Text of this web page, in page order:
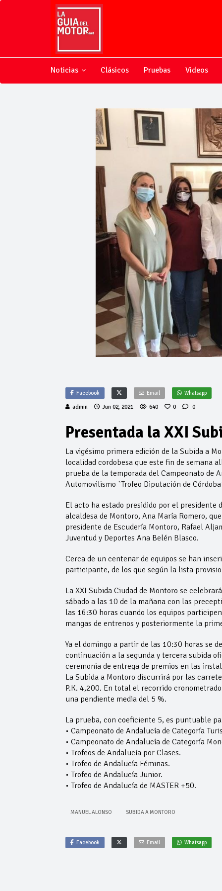
Noticias Clásicos Pruebas Videos
Facebook Email Whatsapp
admin Jun 02, 2021 640 0 0
Presentada la XXI
La vigésimo primera edición de la Subida a
localidad cordobesa que este fin de semana
prueba de la temporada del Campeonato de
Automovilismo `Trofeo Diputación de
El acto ha estado presidido por el presidente
alcaldesa de Montoro, Ana María Romero,
presidente de Escudería Montoro, Rafael
Juventud y Deportes Ana Belén Blasco.
Cerca de un centenar de equipos se han
participante, de los que según la lista
La XXI Subida Ciudad de Montoro se
sábado a las 10 de la mañana con las
las 16:30 horas cuando los equipos
mangas de entrenos y posteriormente la
Ya el domingo a partir de las 10:30 horas se
continuación a la segunda y tercera subida
ceremonia de entrega de premios en las
La Subida a Montoro discurrirá por las
P.K. 4,200. En total el recorrido
una pendiente media del 5 %.
La prueba, con coeficiente 5, es puntuable
• Campeonato de Andalucía de Categoría
• Campeonato de Andalucía de Categoría
• Trofeos de Andalucía por Clases.
• Trofeo de Andalucía Féminas.
• Trofeo de Andalucía Junior.
• Trofeo de Andalucía de MASTER +50.
MANUEL ALONSO SUBIDA A MONTORO
Facebook Email Whatsapp